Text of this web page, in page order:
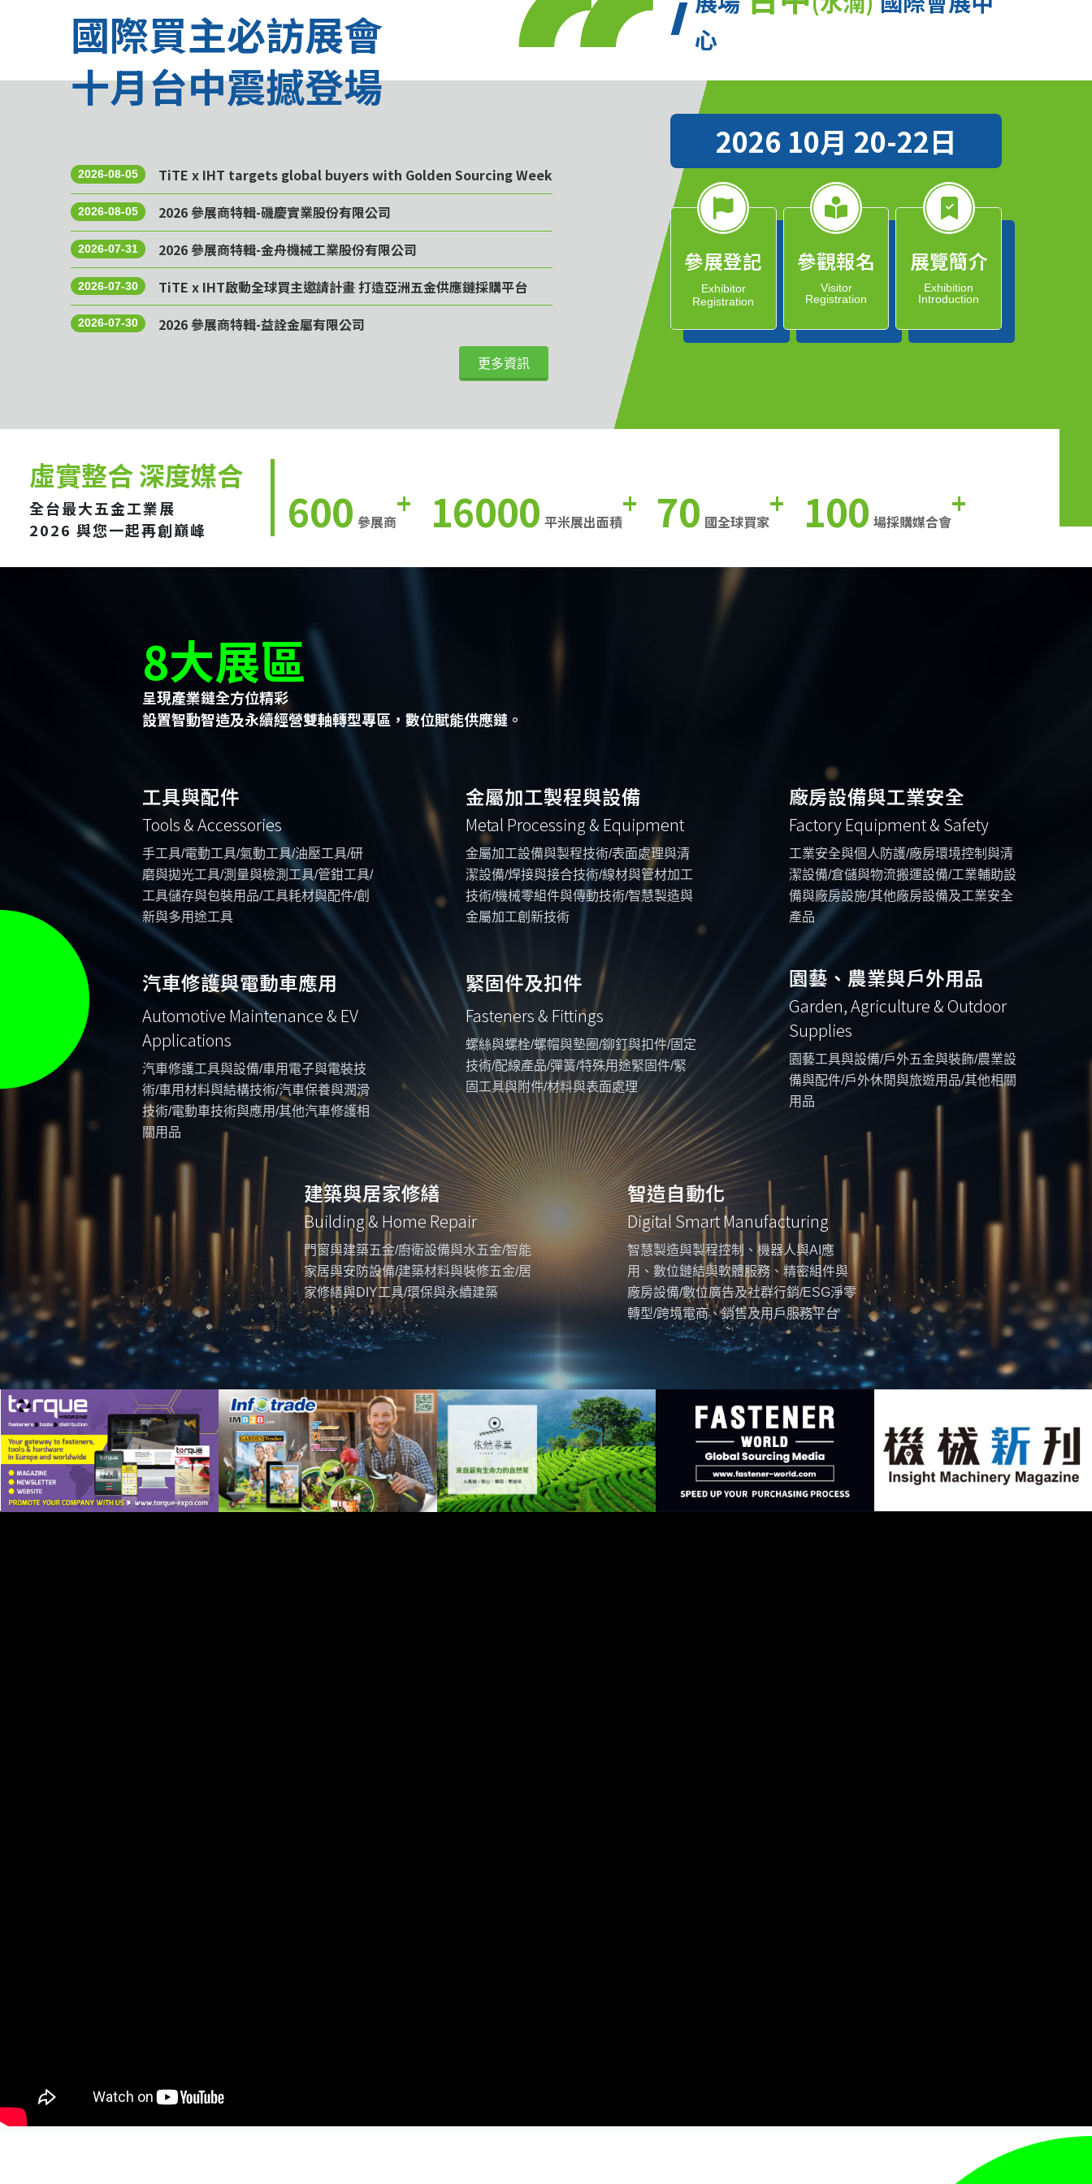
國際買主必訪展會
十月台中震撼登場
2026-08-05 TiTE x IHT targets global buyers with Golden Sourcing Week
2026-08-05 2026 參展商特輯-磯慶實業股份有限公司
2026-07-31 2026 參展商特輯-金舟機械工業股份有限公司
2026-07-30 TiTE x IHT啟動全球買主邀請計畫 打造亞洲五金供應鏈採購平台
2026-07-30 2026 參展商特輯-益詮金屬有限公司
更多資訊
心
2026 10月 20-22日
參展登記
Exhibitor
Registration
參觀報名
Visitor
Registration
展覽簡介
Exhibition
Introduction
虛實整合 深度媒合
全台最大五金工業展
2026 與您一起再創巔峰
600 參展商+ 16000 平米展出面積+ 70 國全球買家+ 100 場採購媒合會+
8大展區
呈現產業鏈全方位精彩
設置智動智造及永續經營雙軸轉型專區，數位賦能供應鏈。
工具與配件
Tools & Accessories
手工具/電動工具/氣動工具/油壓工具/研
磨與拋光工具/測量與檢測工具/管鉗工具/
工具儲存與包裝用品/工具耗材與配件/創
新與多用途工具
金屬加工製程與設備
Metal Processing & Equipment
金屬加工設備與製程技術/表面處理與清
潔設備/焊接與接合技術/線材與管材加工
技術/機械零組件與傳動技術/智慧製造與
金屬加工創新技術
廠房設備與工業安全
Factory Equipment & Safety
工業安全與個人防護/廠房環境控制與清
潔設備/倉儲與物流搬運設備/工業輔助設
備與廠房設施/其他廠房設備及工業安全
產品
汽車修護與電動車應用
Automotive Maintenance & EV
Applications
汽車修護工具與設備/車用電子與電裝技
術/車用材料與結構技術/汽車保養與潤滑
技術/電動車技術與應用/其他汽車修護相
關用品
緊固件及扣件
Fasteners & Fittings
螺絲與螺栓/螺帽與墊圈/鉚釘與扣件/固定
技術/配線產品/彈簧/特殊用途緊固件/緊
固工具與附件/材料與表面處理
園藝、農業與戶外用品
Garden, Agriculture & Outdoor
Supplies
園藝工具與設備/戶外五金與裝飾/農業設
備與配件/戶外休閒與旅遊用品/其他相關
用品
建築與居家修繕
Building & Home Repair
門窗與建築五金/廚衛設備與水五金/智能
家居與安防設備/建築材料與裝修五金/居
家修繕與DIY工具/環保與永續建築
智造自動化
Digital Smart Manufacturing
智慧製造與製程控制、機器人與AI應
用、數位鏈結與軟體服務、精密組件與
廠房設備/數位廣告及社群行銷/ESG淨零
轉型/跨境電商、銷售及用戶服務平台